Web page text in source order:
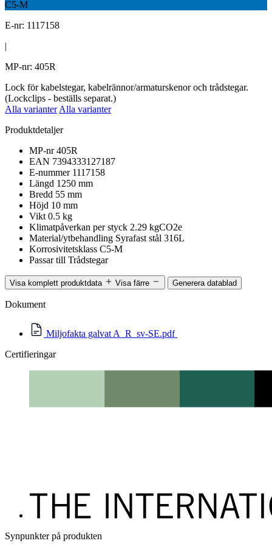
C5-M
E-nr: 1117158
|
MP-nr: 405R
Lock för kabelstegar, kabelrännor/armaturskenor och trådstegar.
(Lockclips - beställs separat.)
Alla varianter Alla varianter
Produktdetaljer
MP-nr 405R
EAN 7394333127187
E-nummer 1117158
Längd 1250 mm
Bredd 55 mm
Höjd 10 mm
Vikt 0.5 kg
Klimatpåverkan per styck 2.29 kgCO2e
Material/ytbehandling Syrafast stål 316L
Korrosivitetsklass C5-M
Passar till Trådstegar
Visa komplett produktdata Visa färre Generera datablad
Dokument
Miljofakta galvat A_R_sv-SE.pdf
Certifieringar
Synpunkter på produkten